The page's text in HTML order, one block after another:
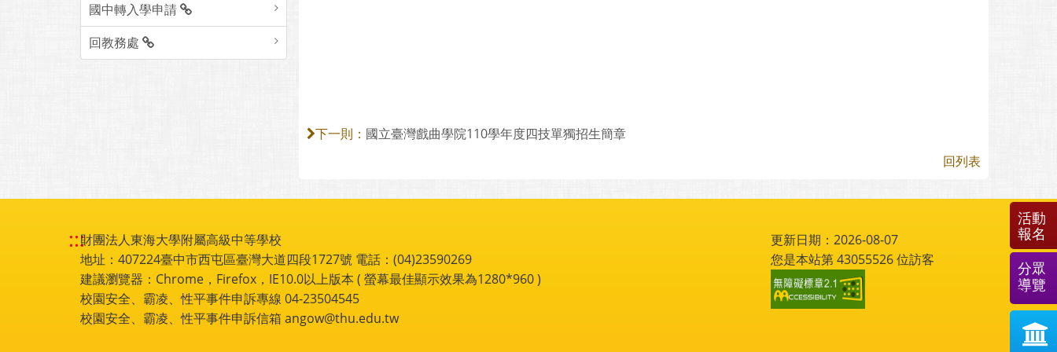
國中轉入學申請
回教務處
下一則： 國立臺灣戲曲學院110學年度四技單獨招生簡章
回列表
:::財團法人東海大學附屬高級中等學校
地址：407224臺中市西屯區臺灣大道四段1727號 電話：(04)23590269
建議瀏覽器：Chrome，Firefox，IE10.0以上版本 ( 螢幕最佳顯示效果為1280*960 )
校園安全、霸凌、性平事件申訴專線 04-23504545
校園安全、霸凌、性平事件申訴信箱 angow@thu.edu.tw
更新日期：2026-08-07
您是本站第43055526位訪客
活動
報名
分眾
導覽